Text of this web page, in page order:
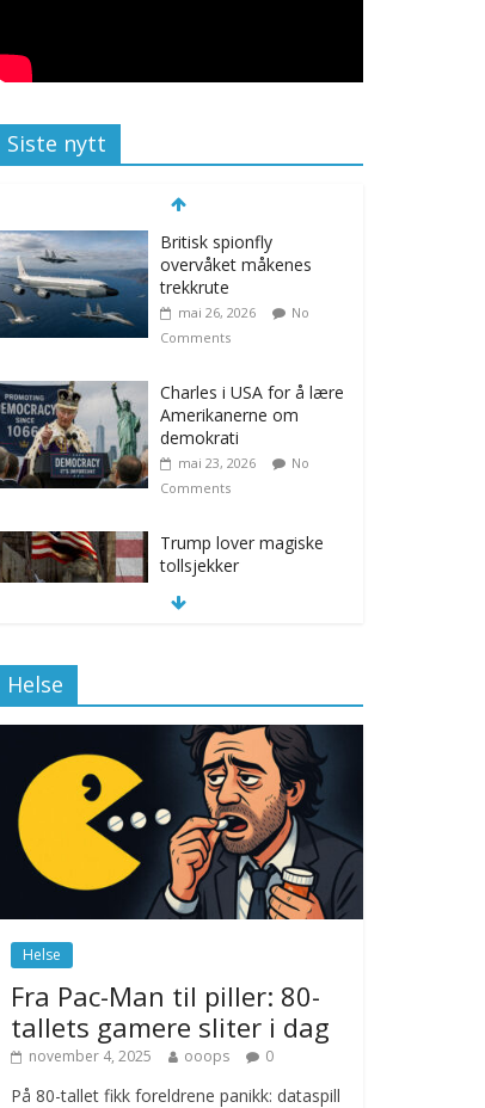
Siste nytt
Britisk spionfly
overvåket måkenes
trekkrute
mai 26, 2026
No
Comments
Charles i USA for å lære
Amerikanerne om
demokrati
mai 23, 2026
No
Comments
Trump lover magiske
tollsjekker
No Comments
klimakrisen i Norge
november 12, 2025
No Comments
Drone stopper
flytrafikken i Stockholm,
ekspert mistenker MDG
november 6, 2025
No Comments
nullvisjon for nedbør
juni 23, 2026
No
Comments
Helse
Helse
Fra Pac-Man til piller: 80-
tallets gamere sliter i dag
november 4, 2025 ooops 0
På 80-tallet fikk foreldrene panikk: dataspill